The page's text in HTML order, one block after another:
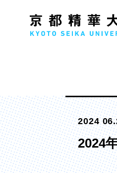
人文学部
歴史コース
文学コース
社会コース
国際文化コ
2024
2024